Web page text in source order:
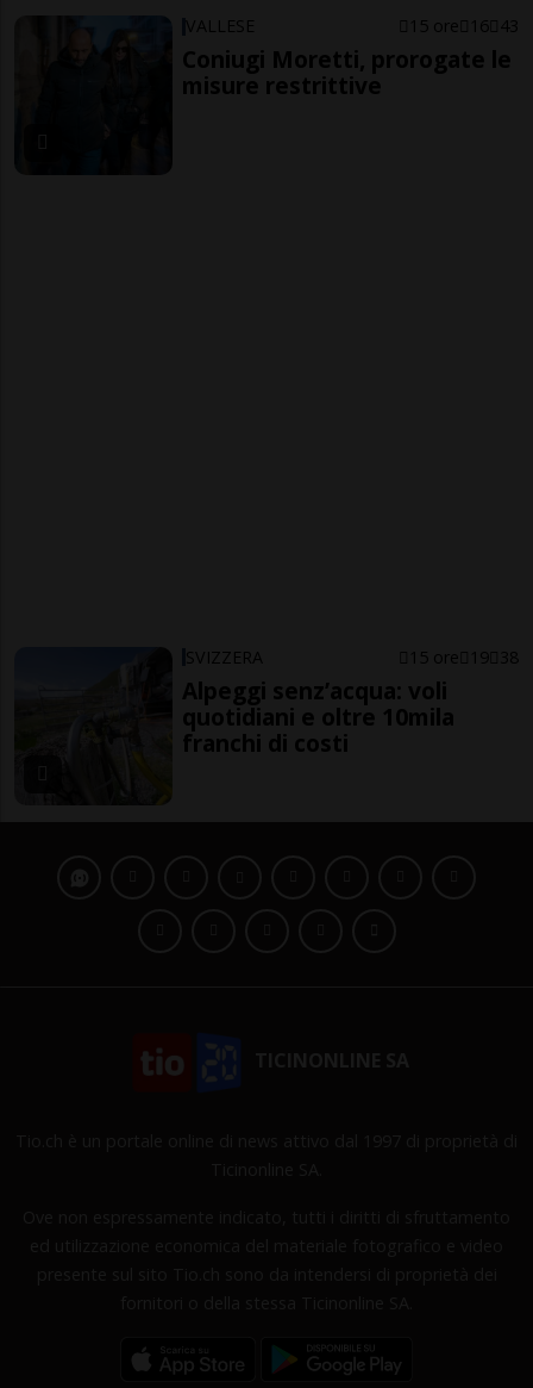
VALLESE 15 ore 16 43
Coniugi Moretti, prorogate le
misure restrittive
SVIZZERA 15 ore 19 38
Alpeggi senz’acqua: voli
quotidiani e oltre 10mila
franchi di costi